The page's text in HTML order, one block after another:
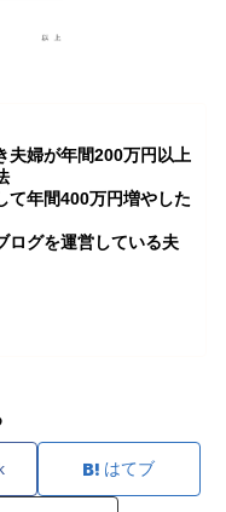
夫婦が年間200万円以上
て年間400万円増やした
ログを運営している夫
はてブ